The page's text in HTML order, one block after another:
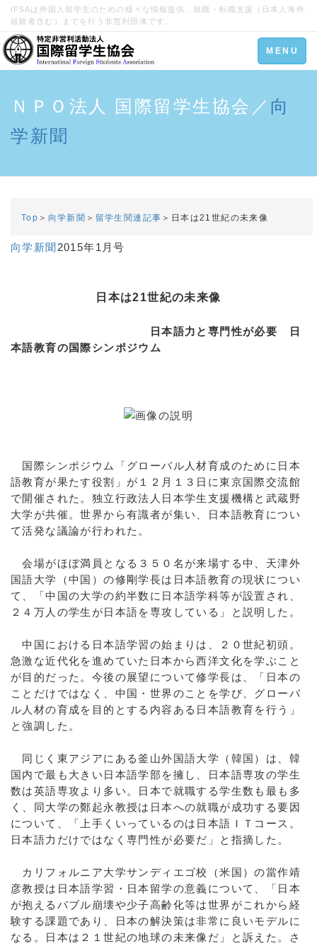
IFSAは外国人留学生のための様々な情報提供、就職・転職支援（日本人海外
経験者含む）までを行う非営利団体です。
Toggle
navigation
MENU
ＮＰＯ法人 国際留学生協会／ 向
学新聞
Top ＞ 向学新聞 ＞ 留学生関連記事 ＞日本は21世紀の未来像
向学新聞 2015年1月号
日本は21世紀の未来像
日本語力と専門性が必要 日
本語教育の国際シンポジウム
国際シンポジウム「グローバル人材育成のために日本
語教育が果たす役割」が１２月１３日に東京国際交流館
で開催された。独立行政法人日本学生支援機構と武蔵野
大学が共催。世界から有識者が集い、日本語教育につい
て活発な議論が行われた。
会場がほぼ満員となる３５０名が来場する中、天津外
国語大学（中国）の修剛学長は日本語教育の現状につい
て、「中国の大学の約半数に日本語学科等が設置され、
２４万人の学生が日本語を専攻している」と説明した。
中国における日本語学習の始まりは、２０世紀初頭。
急激な近代化を進めていた日本から西洋文化を学ぶこと
が目的だった。今後の展望について修学長は、「日本の
ことだけではなく、中国・世界のことを学び、グローバ
ル人材の育成を目的とする内容ある日本語教育を行う」
と強調した。
同じく東アジアにある釜山外国語大学（韓国）は、韓
国内で最も大きい日本語学部を擁し、日本語専攻の学生
数は英語専攻より多い。日本で就職する学生数も最も多
く、同大学の鄭起永教授は日本への就職が成功する要因
について、「上手くいっているのは日本語ＩＴコース。
日本語力だけではなく専門性が必要だ」と指摘した。
カリフォルニア大学サンディエゴ校（米国）の當作靖
彦教授は日本語学習・日本留学の意義について、「日本
が抱えるバブル崩壊や少子高齢化等は世界がこれから経
験する課題であり、日本の解決策は非常に良いモデルに
なる。日本は２１世紀の地球の未来像だ」と訴えた。さ